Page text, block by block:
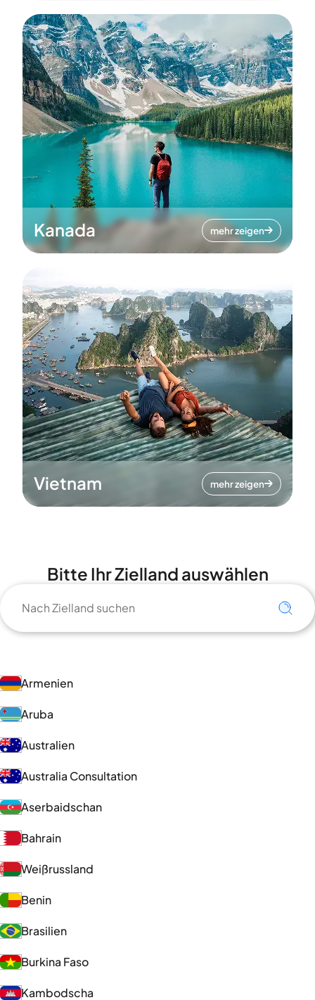
Kanada mehr zeigen
Vietnam mehr zeigen
Bitte Ihr Zielland auswählen
Armenien
Aruba
Australien
Australia Consultation
Aserbaidschan
Bahrain
Weißrussland
Benin
Brasilien
Burkina Faso
Kambodscha